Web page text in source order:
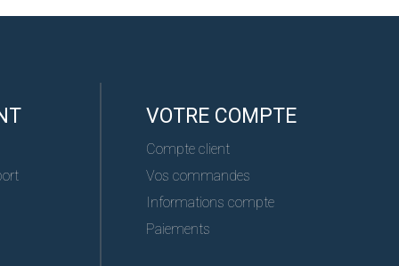
VOTRE COMPTE
Compte client
Vos commandes
Informations compte
Paiements